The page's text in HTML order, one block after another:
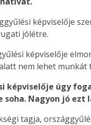
képviselője
jólétre.
képviselője
nem lehet munkát
képviselője úgy
soha. Nagyon jó ezt
tagja,